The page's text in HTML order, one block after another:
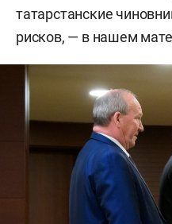
татарстанские
рисков, — в нашем